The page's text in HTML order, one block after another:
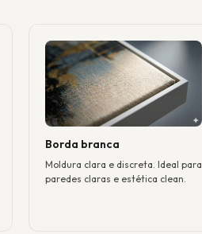
Borda branca
Moldura clara e discreta. Ideal para
paredes claras e estética clean.